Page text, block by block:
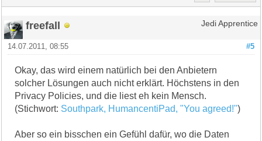
freefall Jedi Apprentice
#5
14.07.2011, 08:55
Okay, das wird einem natürlich bei den Anbietern
solcher Lösungen auch nicht erklärt. Höchstens in den
Privacy Policies, und die liest eh kein Mensch.
(Stichwort: Southpark, HumancentiPad, "You agreed!")
Aber so ein bisschen ein Gefühl dafür, wo die Daten